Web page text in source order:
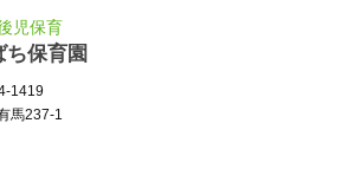
児保育
ち保育園
1419
馬237-1